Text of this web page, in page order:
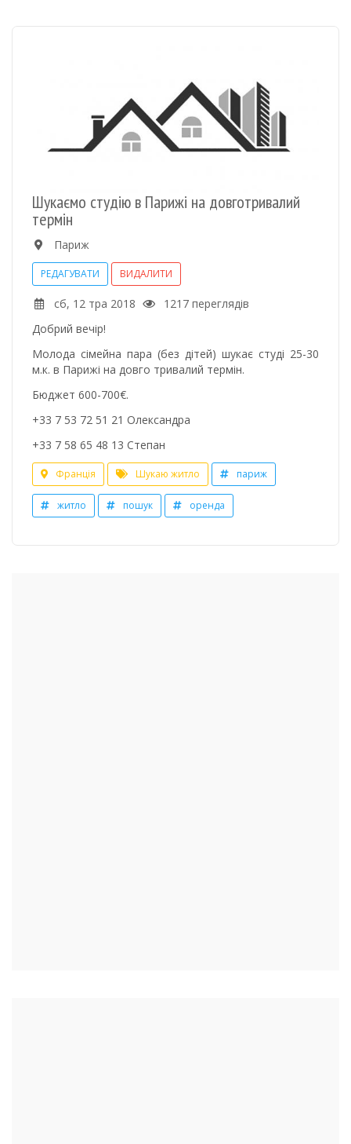
Шукаємо студію в Парижі на довготривалий
термін
Париж
РЕДАГУВАТИ ВИДАЛИТИ
сб, 12 тра 2018
1217 переглядів
Добрий вечір!
Молода сімейна пара (без дітей) шукає студі 25-30
м.к. в Парижі на довго тривалий термін.
Бюджет 600-700€.
+33 7 53 72 51 21 Олександра
+33 7 58 65 48 13 Степан
Франція Шукаю житло париж
житло пошук оренда